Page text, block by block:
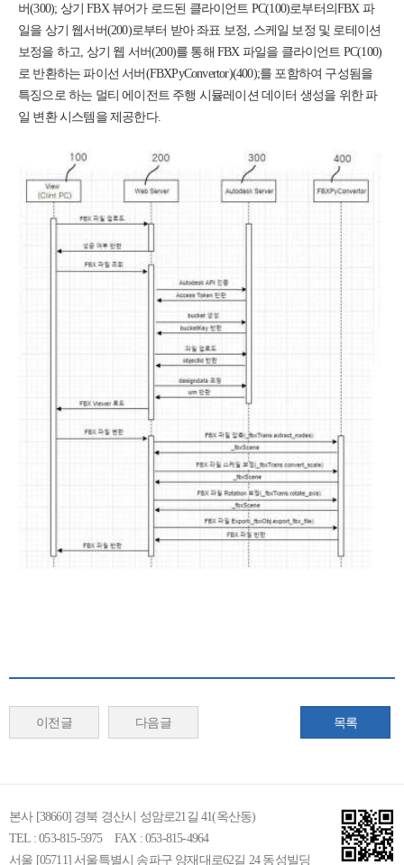
버(300); 상기 FBX 뷰어가 로드된 클라이언트 PC(100)로부터의FBX 파
일을 상기 웹서버(200)로부터 받아 좌표 보정, 스케일 보정 및 로테이션
보정을 하고, 상기 웹 서버(200)를 통해 FBX 파일을 클라이언트 PC(100)
로 반환하는 파이선 서버(FBXPyConvertor)(400);를 포함하여 구성됨을
특징으로 하는 멀티 에이전트 주행 시뮬레이션 데이터 생성을 위한 파
일 변환 시스템을 제공한다.
이전글 다음글 목록
본사 [38660] 경북 경산시 성암로21길 41(옥산동)
TEL : 053-815-5975
FAX : 053-815-4964
서울 [05711] 서울특별시 송파구 양재대로62길 24 동성빌딩